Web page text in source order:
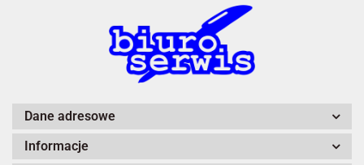
A4 Tech
Dane adresowe
Informacje